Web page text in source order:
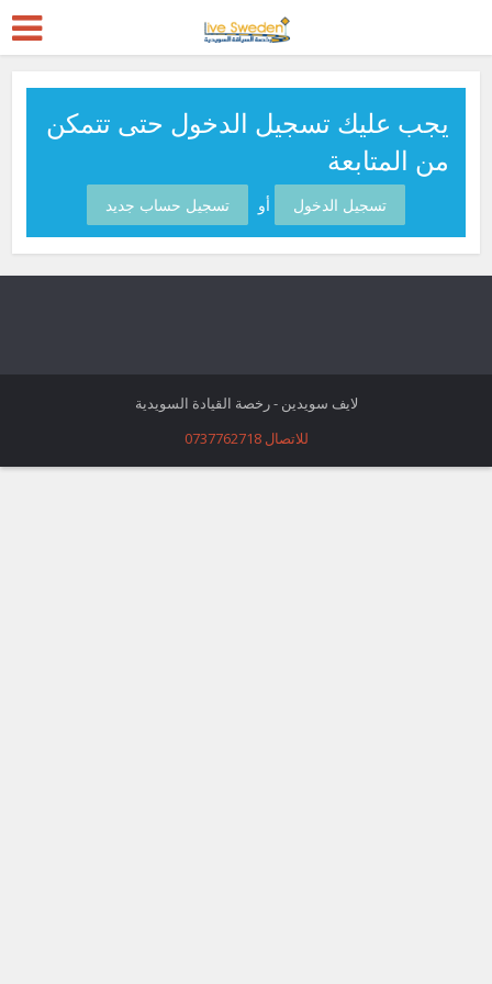
يجب عليك تسجيل الدخول حتى تتمكن
من المتابعة
تسجيل الدخول أو تسجيل حساب جديد
لايف سويدين - رخصة القيادة السويدية
للاتصال 0737762718